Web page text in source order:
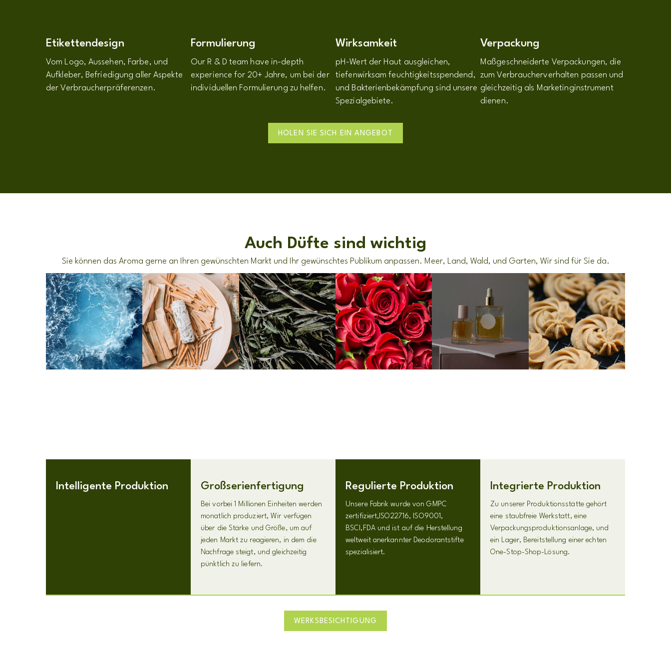
Etikettendesign
Vom Logo, Aussehen, Farbe, und
Aufkleber, Befriedigung aller Aspekte
der Verbraucherpräferenzen.
Formulierung
Our R & D team have in-depth
experience for 20+ Jahre, um bei der
individuellen Formulierung zu helfen.
Wirksamkeit
pH-Wert der Haut ausgleichen,
tiefenwirksam feuchtigkeitsspendend,
und Bakterienbekämpfung sind unsere
Spezialgebiete.
Verpackung
Maßgeschneiderte Verpackungen, die
zum Verbraucherverhalten passen und
gleichzeitig als Marketinginstrument
dienen.
HOLEN SIE SICH EIN ANGEBOT
Auch Düfte sind wichtig
Sie können das Aroma gerne an Ihren gewünschten Markt und Ihr gewünschtes Publikum anpassen. Meer, Land, Wald, und Garten, Wir sind für Sie da.
Intelligente Produktion Großserienfertigung
Bei vorbei 1 Millionen Einheiten werden
monatlich produziert, Wir verfügen
über die Stärke und Größe, um auf
jeden Markt zu reagieren, in dem die
Nachfrage steigt, und gleichzeitig
pünktlich zu liefern.
Regulierte Produktion
Unsere Fabrik wurde von GMPC
zertifiziert,ISO22716, ISO9001,
BSCI,FDA und ist auf die Herstellung
weltweit anerkannter Deodorantstifte
spezialisiert.
Integrierte Produktion
Zu unserer Produktionsstätte gehört
eine staubfreie Werkstatt, eine
Verpackungsproduktionsanlage, und
ein Lager, Bereitstellung einer echten
One-Stop-Shop-Lösung.
WERKSBESICHTIGUNG